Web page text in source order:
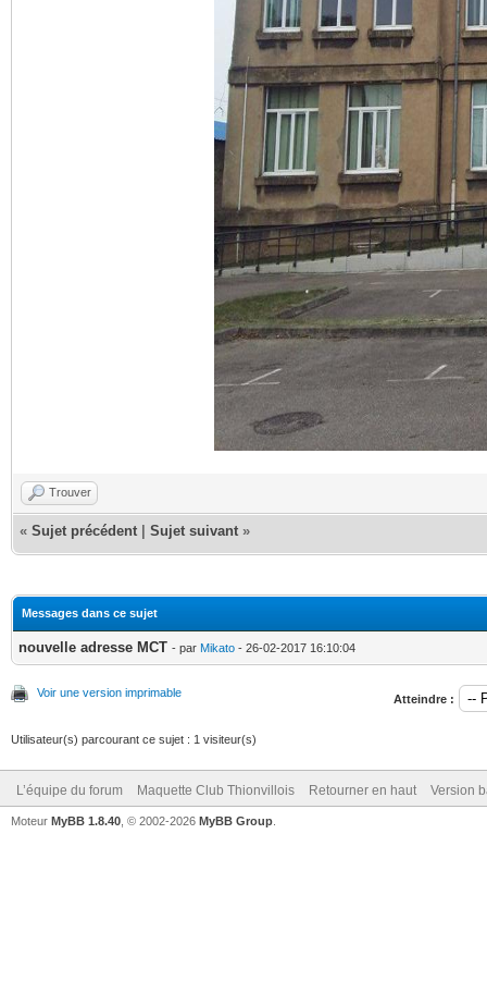
Trouver
« Sujet précédent Sujet suivant »
Messages dans ce sujet
nouvelle adresse MCT - par Mikato - 26-02-2017 16:10:04
Voir une version imprimable Atteindre :
Utilisateur(s) parcourant ce sujet : 1 visiteur(s)
L’équipe du forum Maquette Club Thionvillois Retourner en haut Version
Moteur MyBB 1.8.40 , © 2002-2026 MyBB Group